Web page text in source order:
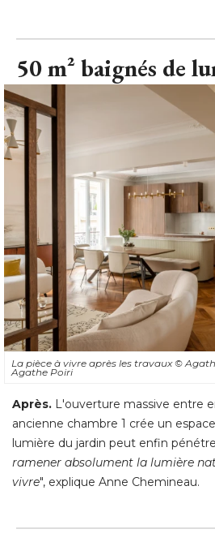
50 m² baignés de
La pièce à vivre après les travaux ©
Agathe Poiri
Après.L'ouverture massive entre
ancienne chambre 1 crée un